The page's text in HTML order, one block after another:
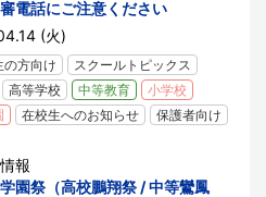
電話にご注意ください
(火)
の方向け
スクールトピックス
高等学校 中等教育
小学校
在校生へのお知らせ 保護者向け
報
園祭（高校鵬翔祭 / 中等鸞鳳